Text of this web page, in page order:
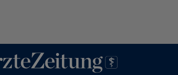
Inhaltsbereich